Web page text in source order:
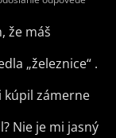
že máš
„železnice“ .
kúpil zámerne
Nie je mi jasný